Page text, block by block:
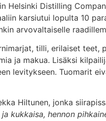
Helsinki Distilling
karsiutui lopulta 10
arvovaltaiselle
tilli, erilaiset teet,
ja makua. Lisäksi
levitykseen. Tuomarit
Hiltunen, jonka
kukkaisa, hennon